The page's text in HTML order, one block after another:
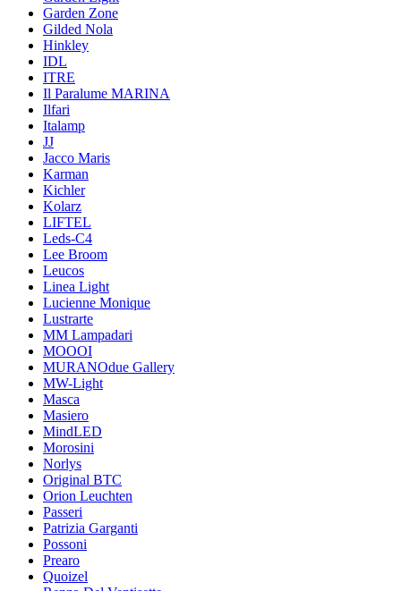
Garden Zone
Gilded Nola
Hinkley
IDL
ITRE
Il Paralume MARINA
Ilfari
Italamp
JJ
Jacco Maris
Karman
Kichler
Kolarz
LIFTEL
Leds-C4
Lee Broom
Leucos
Linea Light
Lucienne Monique
Lustrarte
MM Lampadari
MOOOI
MURANOdue Gallery
MW-Light
Masca
Masiero
MindLED
Morosini
Norlys
Original BTC
Orion Leuchten
Passeri
Patrizia Garganti
Possoni
Prearo
Quoizel